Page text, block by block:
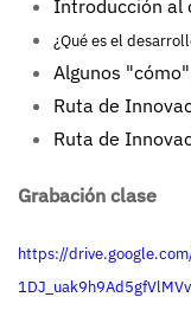
Introducción al
¿Qué es el
Algunos
Ruta de
Ruta de
Grabación clase
https://